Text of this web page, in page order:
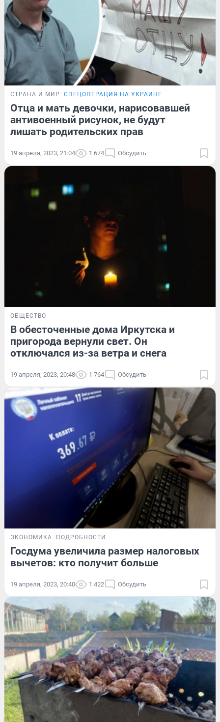
СТРАНА И МИР СПЕЦОПЕРАЦИЯ НА УКРАИНЕ
Отца и мать девочки, нарисовавшей
антивоенный рисунок, не будут
лишать родительских прав
19 апреля, 2023, 21:04 1 674 Обсудить
ОБЩЕСТВО
В обесточенные дома Иркутска и
пригорода вернули свет. Он
отключался из-за ветра и снега
19 апреля, 2023, 20:48 1 764 Обсудить
ЭКОНОМИКА ПОДРОБНОСТИ
Госдума увеличила размер налоговых
вычетов: кто получит больше
19 апреля, 2023, 20:40 1 422 Обсудить